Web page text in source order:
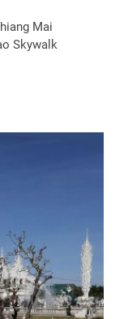
Mai
Skywalk